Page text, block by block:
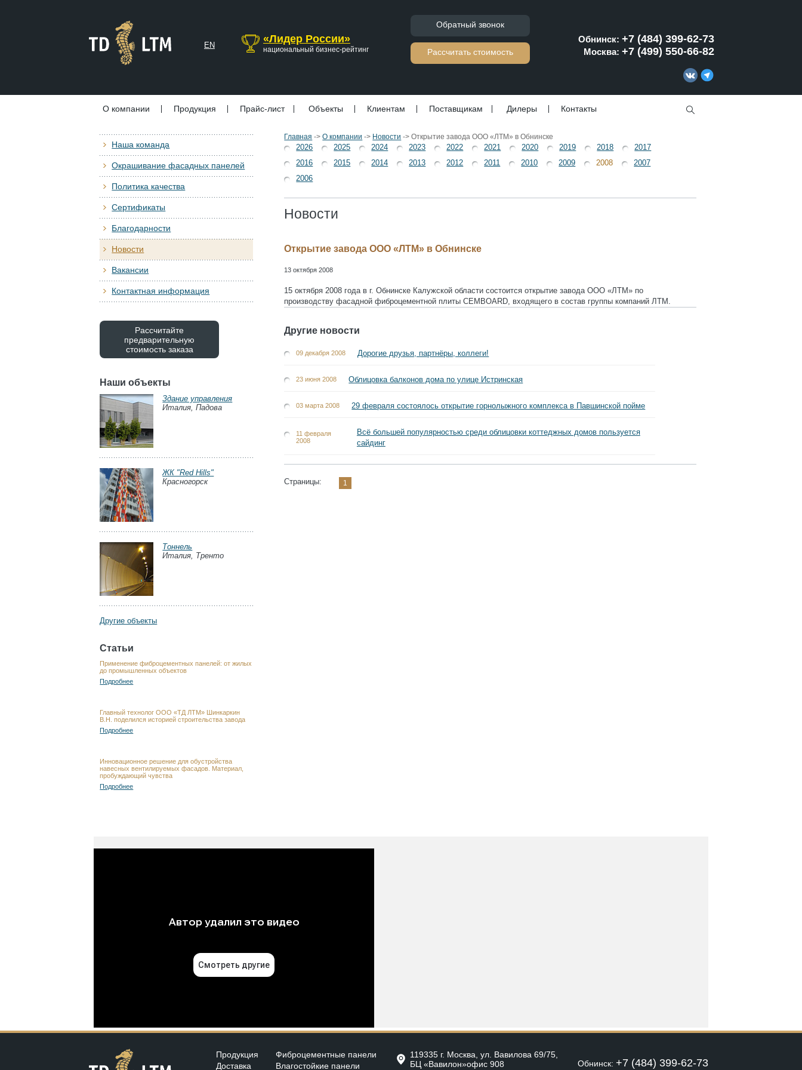
EN
«Лидер России»
национальный бизнес-рейтинг
Обратный звонок
Расcчитать стоимость
Обнинск: +7 (484) 399-62-73
Москва: +7 (499) 550-66-82
О компании Продукция Прайс-лист Объекты Клиентам Поставщикам Дилеры Контакты
Главная ->О компании -> Новости ->Открытие завода ООО «ЛТМ» в Обнинске
2026 2025 2024 2023 2022 2021 2020 2019 2018
2017
2016
2015 2014 2013 2012 2011 2010 2009 2008
2007
2006
Новости
Открытие завода ООО «ЛТМ» в Обнинске
13 октября 2008
15 октября 2008 года в г. Обнинске Калужской области состоится открытие завода ООО «ЛТМ» по
производству фасадной фиброцементной плиты СEMBOARD, входящего в состав группы компаний ЛТМ.
Другие новости
09 декабря 2008 Дорогие друзья, партнёры, коллеги!
23 июня 2008 Облицовка балконов дома по улице Истринская
03 марта 2008 29 февраля состоялось открытие горнолыжного комплекса в Павшинской пойме
11 февраля
2008
Всё большей популярностью среди облицовки коттеджных домов пользуется
сайдинг
Страницы: 1
Наша команда
Окрашивание фасадных панелей
Политика качества
Сертификаты
Благодарности
Новости
Вакансии
Контактная информация
Рассчитайте
предварительную
стоимость заказа
Наши объекты
Здание управления
Италия, Падова
ЖК "Red Hills"
Красногорск
Тоннель
Италия, Тренто
Другие объекты
Статьи
Применение фиброцементных панелей: от жилых
до промышленных объектов
Подробнее
Главный технолог ООО «ТД ЛТМ» Шинкаркин
В.Н. поделился историей строительства завода
Подробнее
Инновационное решение для обустройства
навесных вентилируемых фасадов. Материал,
пробуждающий чувства
Подробнее
Продукция
Доставка
Фиброцементные панели
Влагостойкие панели
119335 г. Москва, ул. Вавилова 69/75,
БЦ «Вавилон»офис 908
Обнинск: +7 (484) 399-62-73